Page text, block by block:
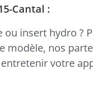
Cantal :
insert hydro ?
modèle, nos
votre